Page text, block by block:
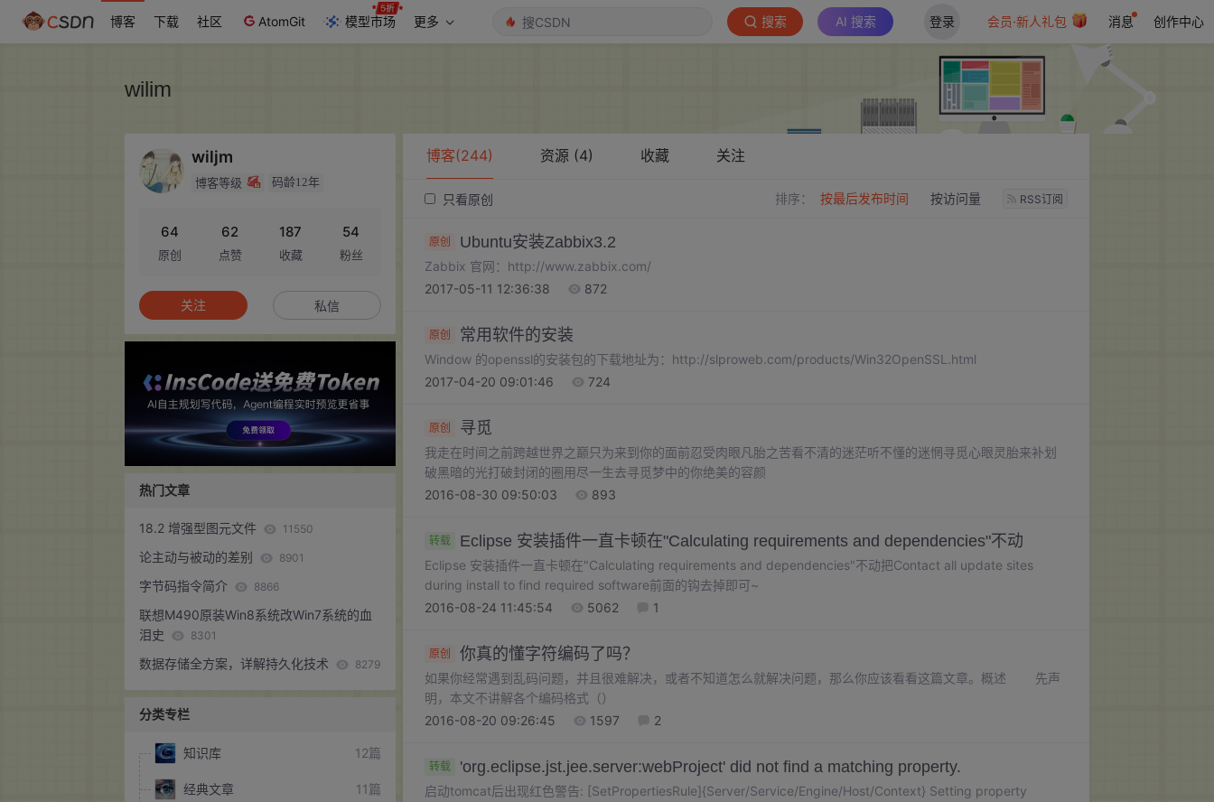
博客 下载 社区 AtomGit 模型市场 更多 搜索 AI 搜索 登录 会员·新人礼包 消息 创作中心
wilim
博客(244) 资源 (4) 收藏 关注
只看原创 排序： 按最后发布时间 按访问量 RSS订阅
原创 Ubuntu安装Zabbix3.2
Zabbix 官网：http://www.zabbix.com/
2017-05-11 12:36:38
872
原创 常用软件的安装
Window 的openssl的安装包的下载地址为：http://slproweb.com/products/Win32OpenSSL.html
2017-04-20 09:01:46
724
原创 寻觅
我走在时间之前跨越世界之巅只为来到你的面前忍受肉眼凡胎之苦看不清的迷茫听不懂的迷惘寻觅心眼灵胎来补划
破黑暗的光打破封闭的圈用尽一生去寻觅梦中的你绝美的容颜
2016-08-30 09:50:03
893
转载 Eclipse 安装插件一直卡顿在"Calculating requirements and dependencies"不动
Eclipse 安装插件一直卡顿在"Calculating requirements and dependencies"不动把Contact all update sites
during install to find required software前面的钩去掉即可~
2016-08-24 11:45:54
5062 1
原创 你真的懂字符编码了吗？
如果你经常遇到乱码问题，并且很难解决，或者不知道怎么就解决问题，那么你应该看看这篇文章。概述 先声
明，本文不讲解各个编码格式（）
2016-08-20 09:26:45
1597 2
转载 'org.eclipse.jst.jee.server:webProject' did not find a matching property.
启动tomcat后出现红色警告: [SetPropertiesRule]{Server/Service/Engine/Host/Context} Setting property
wiljm
博客等级 码龄12年
64
原创
62
点赞
187
收藏
54
粉丝
关注 私信
热门文章
18.2 增强型图元文件 11550
论主动与被动的差别 8901
字节码指令简介 8866
联想M490原装Win8系统改Win7系统的血
泪史
8301
数据存储全方案，详解持久化技术 8279
分类专栏
知识库 12篇
经典文章 11篇